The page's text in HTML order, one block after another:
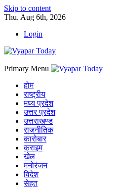
Skip to content
Thu. Aug 6th, 2026
Login
Primary Menu
होम
राष्ट्रीय
मध्य प्रदेश
उत्तर प्रदेश
उत्तराखण्ड
राजनीतिक
कारोबार
क्राइम
खेल
मनोरंजन
विदेश
सेहत